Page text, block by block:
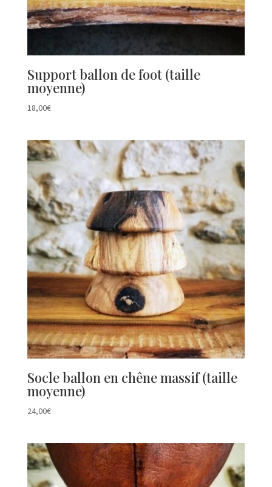
Support ballon de foot (taille
moyenne)
18,00€
Socle ballon en chêne massif (taille
moyenne)
24,00€